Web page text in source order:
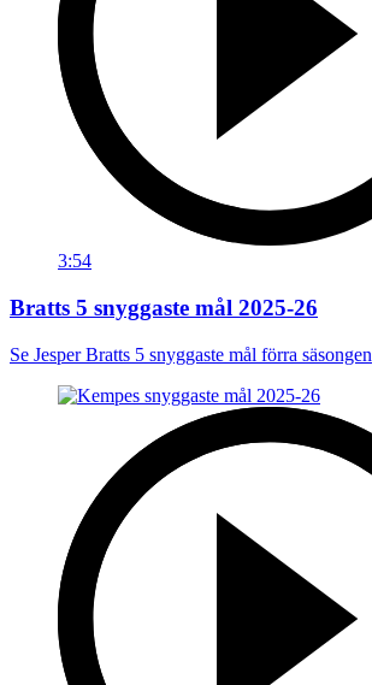
3:54
Bratts 5 snyggaste mål 2025-26
Se Jesper Bratts 5 snyggaste mål förra säsongen